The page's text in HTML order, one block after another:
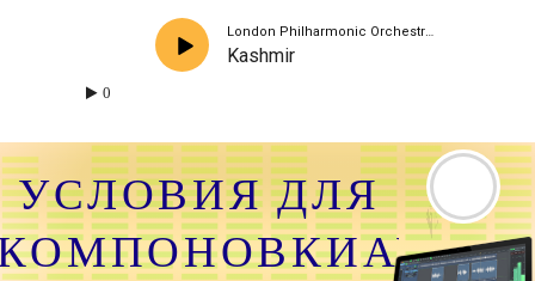
London Philharmonic Orchestra, Peter Scholes
Kashmir
0
УСЛОВИЯ ДЛЯ